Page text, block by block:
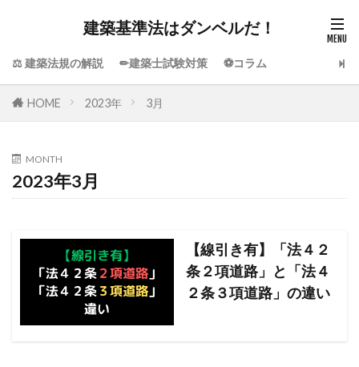
建築基準法はダンベルだ！
⚖️ 建築法規の解説 ✏建築士試験対策 ⚽コラム
HOME 2023年 3月
MONTH
2023年3月
【線引き有】「法４２
条２項道路」と「法４
２条３項道路」の違い